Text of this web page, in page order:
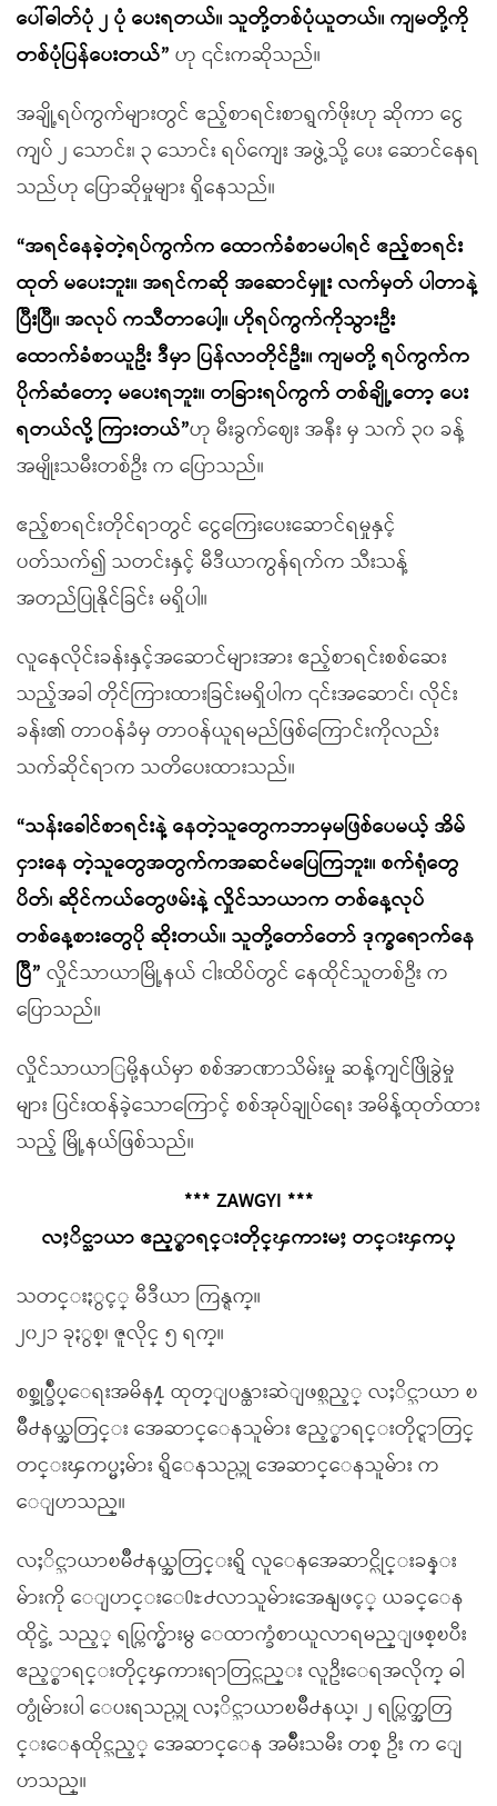
ပေါ်ဓါတ်ပုံ ၂ ပုံ ပေးရတယ်။ သူတို့တစ်ပုံယူတယ်။ ကျမတို့ကို
တစ်ပုံပြန်ပေးတယ်” ဟု ၎င်းကဆိုသည်။
အချို့ရပ်ကွက်များတွင် ဧည့်စာရင်းစာရွက်ဖိုးဟု ဆိုကာ ငွေ
ကျပ် ၂ သောင်း၊ ၃ သောင်း ရပ်ကျေး အဖွဲ့သို့ ပေး ဆောင်နေရ
သည်ဟု ပြောဆိုမှုများ ရှိနေသည်။
“အရင်နေခဲ့တဲ့ရပ်ကွက်က ထောက်ခံစာမပါရင် ဧည့်စာရင်း
ထုတ် မပေးဘူး။ အရင်ကဆို အဆောင်မှူး လက်မှတ် ပါတာနဲ့
ပြီးပြီ။ အလုပ် ကသီတာပေါ့။ ဟိုရပ်ကွက်ကိုသွားဦး
ထောက်ခံစာယူဦး ဒီမှာ ပြန်လာတိုင်ဦး။ ကျမတို့ ရပ်ကွက်က
ပိုက်ဆံတော့ မပေးရဘူး။ တခြားရပ်ကွက် တစ်ချို့တော့ ပေး
ရတယ်လို့ ကြားတယ်”ဟု မီးခွက်ဈေး အနီး မှ သက် ၃၀ ခန့်
အမျိုးသမီးတစ်ဦး က ပြောသည်။
ဧည့်စာရင်းတိုင်ရာတွင် ငွေကြေးပေးဆောင်ရမှုနှင့်
ပတ်သက်၍ သတင်းနှင့် မီဒီယာကွန်ရက်က သီးသန့်
အတည်ပြုနိုင်ခြင်း မရှိပါ။
လူနေလိုင်းခန်းနှင့်အဆောင်များအား ဧည့်စာရင်းစစ်ဆေး
သည့်အခါ တိုင်ကြားထားခြင်းမရှိပါက ၎င်းအဆောင်၊ လိုင်း
ခန်း၏ တာဝန်ခံမှ တာဝန်ယူရမည်ဖြစ်ကြောင်းကိုလည်း
သက်ဆိုင်ရာက သတိပေးထားသည်။
“သန်းခေါင်စာရင်းနဲ့ နေတဲ့သူတွေကဘာမှမဖြစ်ပေမယ့် အိမ်
ငှားနေ တဲ့သူတွေအတွက်ကအဆင်မပြေကြဘူး။ စက်ရုံတွေ
ပိတ်၊ ဆိုင်ကယ်တွေဖမ်းနဲ့ လှိုင်သာယာက တစ်နေ့လုပ်
တစ်နေ့စားတွေပို ဆိုးတယ်။ သူတို့တော်တော် ဒုက္ခရောက်နေ
ပြီ” လှိုင်သာယာမြို့နယ် ငါးထိပ်တွင် နေထိုင်သူတစ်ဦး က
ပြောသည်။
လှိုင်သာယာြမို့နယ်မှာ စစ်အာဏာသိမ်းမှု ဆန့်ကျင်ဖြိုခွဲမှု
များ ပြင်းထန်ခဲ့သောကြောင့် စစ်အုပ်ချုပ်ရေး အမိန့်ထုတ်ထား
သည့် မြို့နယ်ဖြစ်သည်။
*** ZAWGYI ***
လႈိင္သာယာ ဧည့္စာရင္းတိုင္ၾကားမႈ တင္းၾကပ္
သတင္းႏွင့္ မီဒီယာ ကြန္ရက္။
၂၀၂၁ ခုႏွစ္၊ ဇူလိုင္ ၅ ရက္။
စစ္အုပ္ခ်ဳပ္ေရးအမိန႔္ ထုတ္ျပန္ထားဆဲျဖစ္သည့္ လႈိင္သာယာ ၿ
မိဳ႕နယ္အတြင္း အေဆာင္ေနသူမ်ား ဧည့္စာရင္းတိုင္ရာတြင္
တင္းၾကပ္မႈမ်ား ရွိေနသည္ဟု အေဆာင္ေနသူမ်ား က
ေျပာသည္။
လႈိင္သာယာၿမိဳ႕နယ္အတြင္းရွိ လူေနအေဆာင္လိုင္းခန္း
မ်ားကို ေျပာင္းေ႐ႊ႕လာသူမ်ားအေနျဖင့္ ယခင္ေန
ထိုင္ခဲ့ သည့္ ရပ္ကြက္မ်ားမွ ေထာက္ခံစာယူလာရမည္ျဖစ္ၿပီး
ဧည့္စာရင္းတိုင္ၾကားရာတြင္လည္း လူဦးေရအလိုက္ ဓါ
တ္ပုံမ်ားပါ ေပးရသည္ဟု လႈိင္သာယာၿမိဳ႕နယ္၊ ၂ ရပ္ကြက္အတြ
င္းေနထိုင္သည့္ အေဆာင္ေန အမ်ိဳးသမီး တစ္ ဦး က ေျ
ပာသည္။